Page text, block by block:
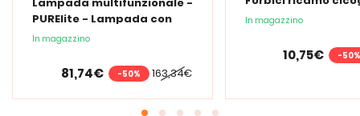
PURElite - Lampada con
lente d'ingrandimento
In magazzino
163,34€
81,74€ -50%
In magazzino
10,75€ -50%